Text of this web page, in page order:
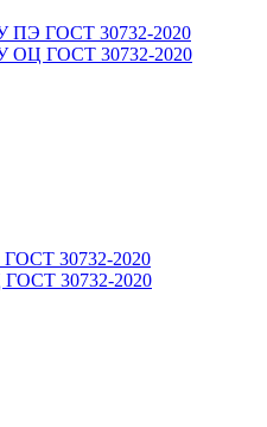
ПЭ ГОСТ 30732-2020
ОЦ ГОСТ 30732-2020
30732-2020
30732-2020